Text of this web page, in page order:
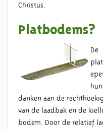
Christus.
Platbodems?
De
danken aan de
van de laadbak en de
bodem. Door de relatief